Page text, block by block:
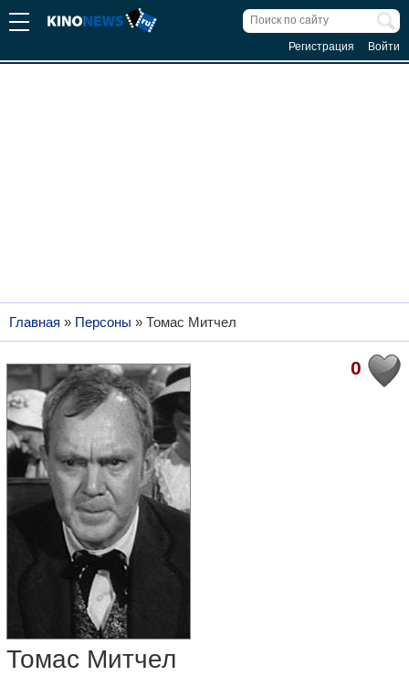
Регистрация Войти
Главная » Персоны » Томас Митчел
0
Томас Митчел